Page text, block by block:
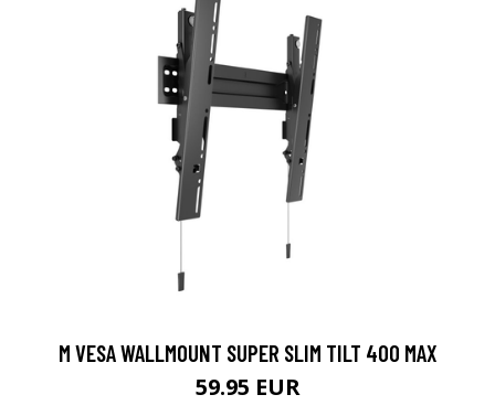
M VESA WALLMOUNT SUPER SLIM TILT 400 MAX
59.95 EUR